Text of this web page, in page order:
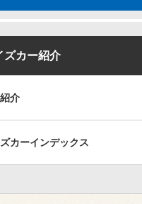
ズカー紹介
介
カーインデックス